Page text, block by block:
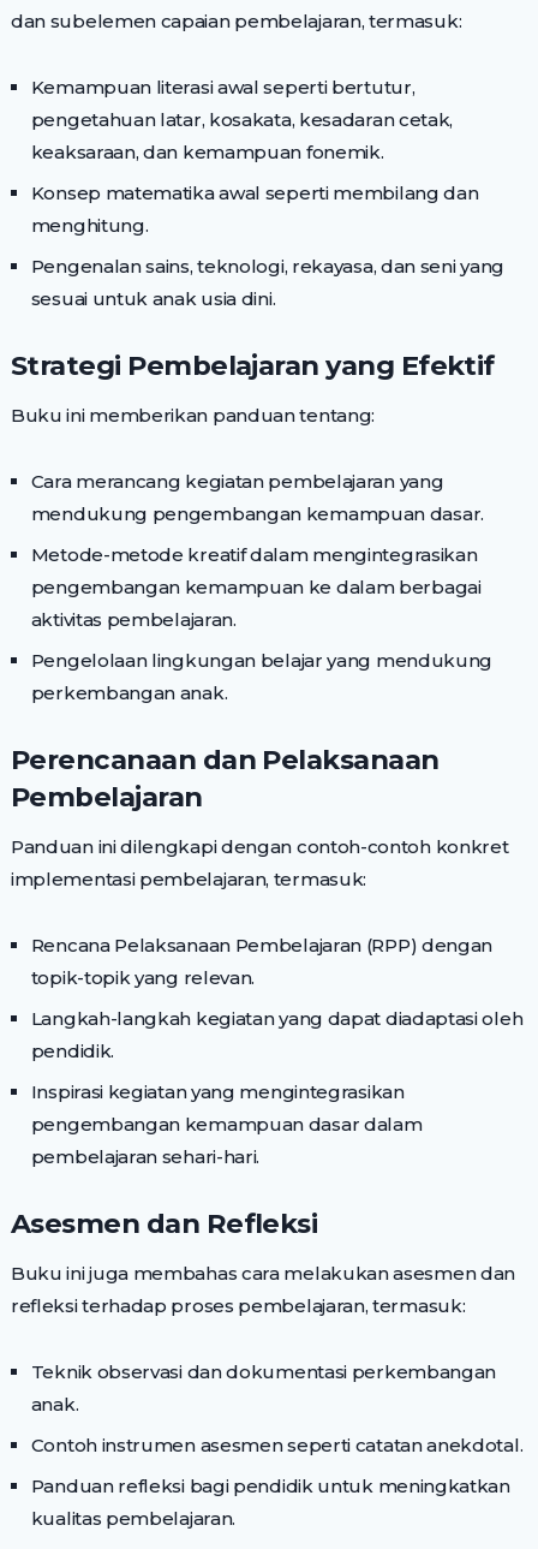
dan subelemen capaian pembelajaran, termasuk:
Kemampuan literasi awal seperti bertutur,
pengetahuan latar, kosakata, kesadaran cetak,
keaksaraan, dan kemampuan fonemik.
Konsep matematika awal seperti membilang dan
menghitung.
Pengenalan sains, teknologi, rekayasa, dan seni yang
sesuai untuk anak usia dini.
Strategi Pembelajaran yang Efektif
Buku ini memberikan panduan tentang:
Cara merancang kegiatan pembelajaran yang
mendukung pengembangan kemampuan dasar.
Metode-metode kreatif dalam mengintegrasikan
pengembangan kemampuan ke dalam berbagai
aktivitas pembelajaran.
Pengelolaan lingkungan belajar yang mendukung
perkembangan anak.
Perencanaan dan Pelaksanaan
Pembelajaran
Panduan ini dilengkapi dengan contoh-contoh konkret
implementasi pembelajaran, termasuk:
Rencana Pelaksanaan Pembelajaran (RPP) dengan
topik-topik yang relevan.
Langkah-langkah kegiatan yang dapat diadaptasi oleh
pendidik.
Inspirasi kegiatan yang mengintegrasikan
pengembangan kemampuan dasar dalam
pembelajaran sehari-hari.
Asesmen dan Refleksi
Buku ini juga membahas cara melakukan asesmen dan
refleksi terhadap proses pembelajaran, termasuk:
Teknik observasi dan dokumentasi perkembangan
anak.
Contoh instrumen asesmen seperti catatan anekdotal.
Panduan refleksi bagi pendidik untuk meningkatkan
kualitas pembelajaran.